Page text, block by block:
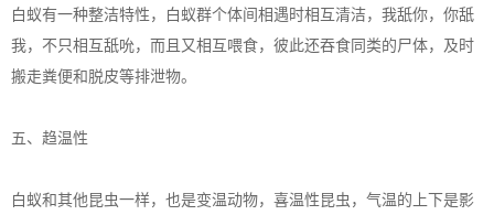
白蚁有一种整洁特性，白蚁群个体间相遇时相互清洁，我舐你，你舐
我，不只相互舐吮，而且又相互喂食，彼此还吞食同类的尸体，及时
搬走粪便和脱皮等排泄物。
五、趋温性
白蚁和其他昆虫一样，也是变温动物，喜温性昆虫，气温的上下是影